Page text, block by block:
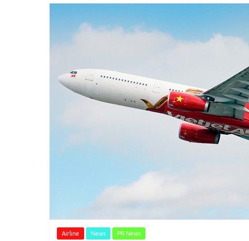
Airline News PR News